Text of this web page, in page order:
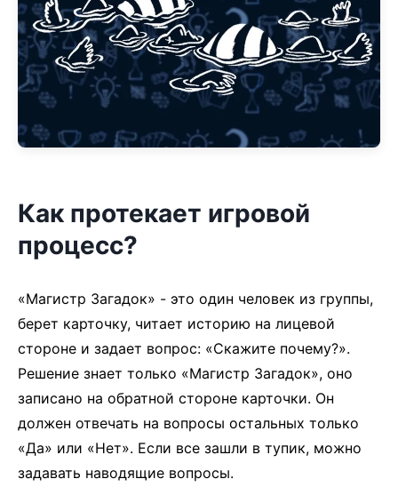
Как протекает игровой
процесс?
«Магистр Загадок» - это один человек из группы,
берет карточку, читает историю на лицевой
стороне и задает вопрос: «Скажите почему?».
Решение знает только «Магистр Загадок», оно
записано на обратной стороне карточки. Он
должен отвечать на вопросы остальных только
«Да» или «Нет». Если все зашли в тупик, можно
задавать наводящие вопросы.